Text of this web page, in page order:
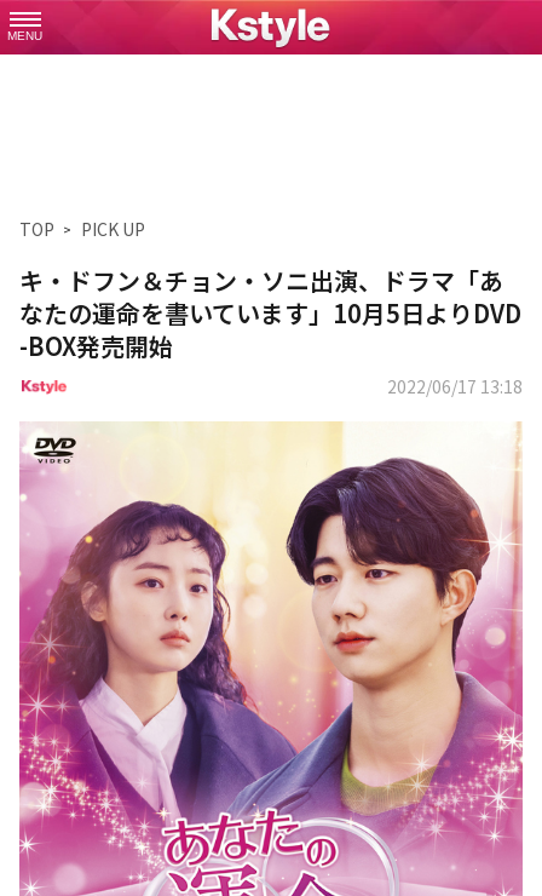
MENU
TOP PICK UP
キ・ドフン＆チョン・ソニ出演、ドラマ「あ
なたの運命を書いています」10月5日よりDVD
-BOX発売開始
2022/06/17 13:18